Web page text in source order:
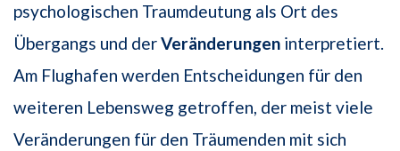
psychologischen Traumdeutung als Ort des
Übergangs und derVeränderungen interpretiert.
Am Flughafen werden Entscheidungen für den
weiteren Lebensweg getroffen, der meist viele
Veränderungen für den Träumenden mit sich